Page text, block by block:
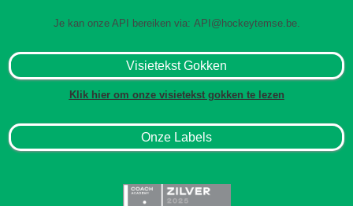
Je kan onze API bereiken via: API@hockeytemse.be.
Visietekst Gokken
Klik hier om onze visietekst gokken te lezen
Onze Labels